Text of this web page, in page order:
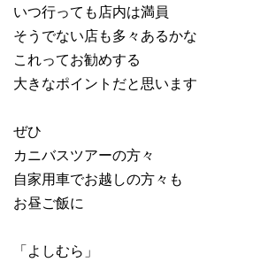
いつ行っても店内は満員
そうでない店も多々あるかな
これってお勧めする
大きなポイントだと思います
ぜひ
カニバスツアーの方々
自家用車でお越しの方々も
お昼ご飯に
「よしむら」